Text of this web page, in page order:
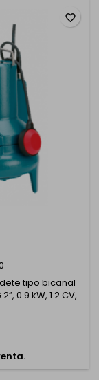
tipo bicanal
0.9 kW, 1.2 CV,
favorite_border